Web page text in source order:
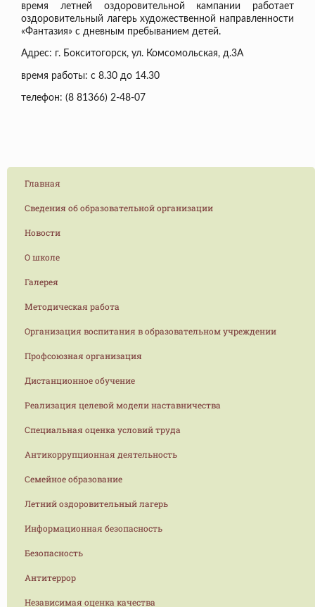
время летней оздоровительной кампании работает
оздоровительный лагерь художественной направленности
«Фантазия» с дневным пребыванием детей.
Адрес: г. Бокситогорск, ул. Комсомольская, д.3А
время работы: с 8.30 до 14.30
телефон: (8 81366) 2-48-07
Главная
Сведения об образовательной организации
Новости
О школе
Галерея
Методическая работа
Организация воспитания в образовательном учреждении
Профсоюзная организация
Дистанционное обучение
Реализация целевой модели наставничества
Специальная оценка условий труда
Антикоррупционная деятельность
Семейное образование
Летний оздоровительный лагерь
Информационная безопасность
Безопасность
Антитеррор
Независимая оценка качества